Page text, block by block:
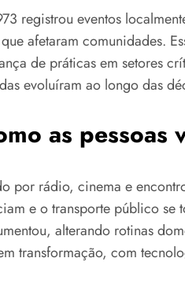
registrou eventos
afetaram comunidades.
de práticas em setores
evoluíram ao longo das
as pessoas
por rádio, cinema e
e o transporte público se
alterando rotinas
transformação, com